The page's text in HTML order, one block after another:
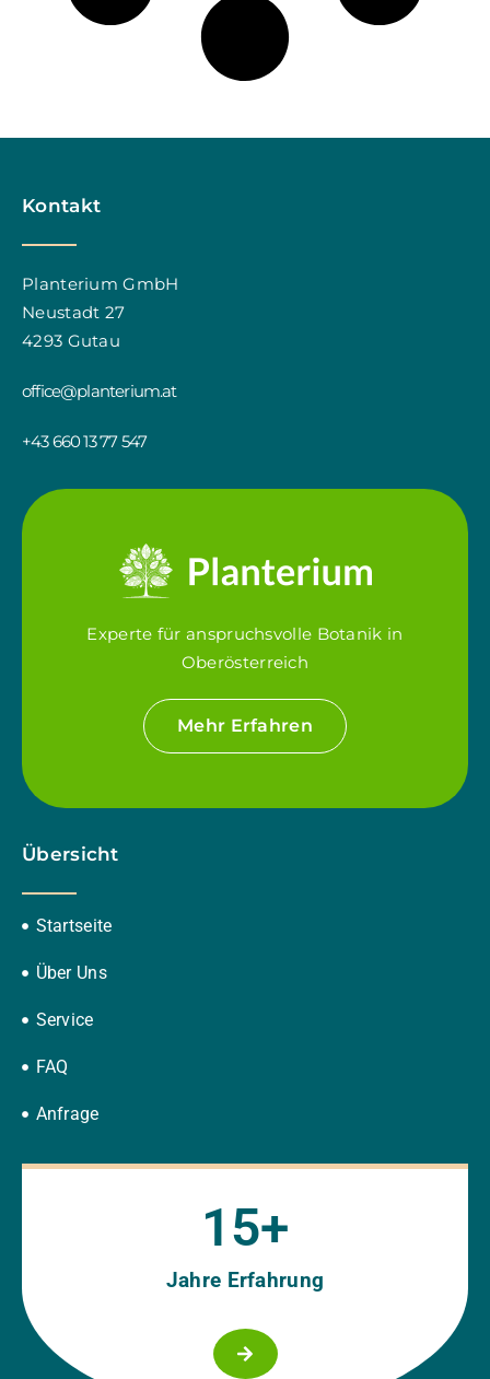
Kontakt
Planterium GmbH
Neustadt 27
4293 Gutau
office@planterium.at
+43 660 13 77 547
Experte für anspruchsvolle Botanik in
Oberösterreich
Mehr Erfahren
Übersicht
Startseite
Über Uns
Service
FAQ
Anfrage
Jahre Erfahrung
15+